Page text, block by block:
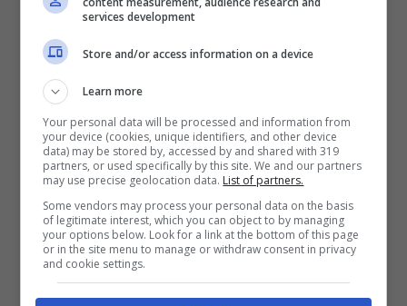
per due anni in maglia viola agli inizi della
carriera in serie A.“Perdere il trofeo per
due anni di fila è una beffa davvero atroce
da mandare giù. Anche per Vincenzo
Italiano sarebbe stato un grande e
meritato traguardo”, aggiunge l’ex terzino
di Lazio, Fiorentina e Verona.
services development
Store and/or access information on a device
Learn more
Your personal data will be processed and information from
your device (cookies, unique identifiers, and other device
data) may be stored by, accessed by and shared with 319
partners, or used specifically by this site. We and our partners
may use precise geolocation data. List of partners.
Some vendors may process your personal data on the basis
of legitimate interest, which you can object to by managing
your options below. Look for a link at the bottom of this page
or in the site menu to manage or withdraw consent in privacy
and cookie settings.